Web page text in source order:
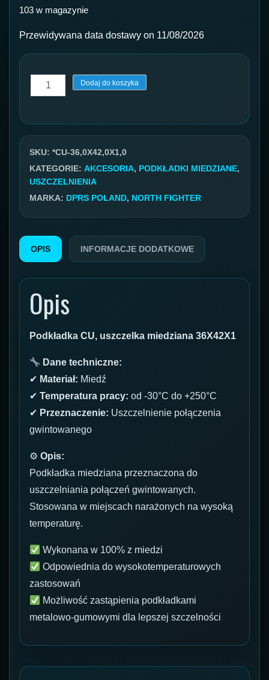
103 w magazynie
Przewidywana data dostawy on 11/08/2026
ilość
Uszczelka
36,0x42,0x1,0
Dodaj do koszyka
SKU: *CU-36,0X42,0X1,0
KATEGORIE: AKCESORIA, PODKŁADKI MIEDZIANE,
USZCZELNIENIA
MARKA: DPRS POLAND, NORTH FIGHTER
OPIS INFORMACJE DODATKOWE
Opis
Podkładka CU, uszczelka miedziana 36X42X1
Dane techniczne:
✔ Materiał: Miedź
✔ Temperatura pracy: od -30°C do +250°C
✔ Przeznaczenie: Uszczelnienie połączenia
gwintowanego
⚙ Opis:
Podkładka miedziana przeznaczona do
uszczelniania połączeń gwintowanych.
Stosowana w miejscach narażonych na wysoką
temperaturę.
Wykonana w 100% z miedzi
Odpowiednia do wysokotemperaturowych
zastosowań
Możliwość zastąpienia podkładkami
metalowo-gumowymi dla lepszej szczelności